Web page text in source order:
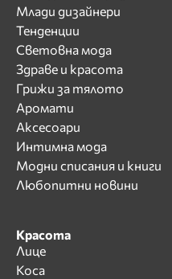
Млади дизайнери
Тенденции
Световна мода
Здраве и красота
Грижи за тялото
Аромати
Аксесоари
Интимна мода
Модни списания и книги
Любопитни новини
Красота
Лице
Коса